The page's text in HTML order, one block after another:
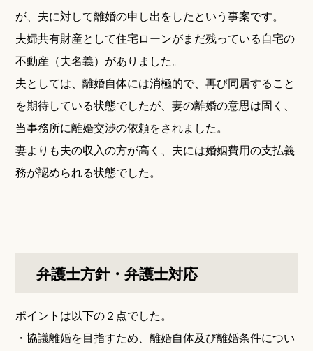
が、夫に対して離婚の申し出をしたという事案です。
夫婦共有財産として住宅ローンがまだ残っている自宅の
不動産（夫名義）がありました。
夫としては、離婚自体には消極的で、再び同居すること
を期待している状態でしたが、妻の離婚の意思は固く、
当事務所に離婚交渉の依頼をされました。
妻よりも夫の収入の方が高く、夫には婚姻費用の支払義
務が認められる状態でした。
弁護士方針・弁護士対応
ポイントは以下の２点でした。
・協議離婚を目指すため、離婚自体及び離婚条件につい